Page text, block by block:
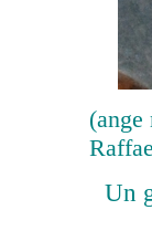
(ange
Un